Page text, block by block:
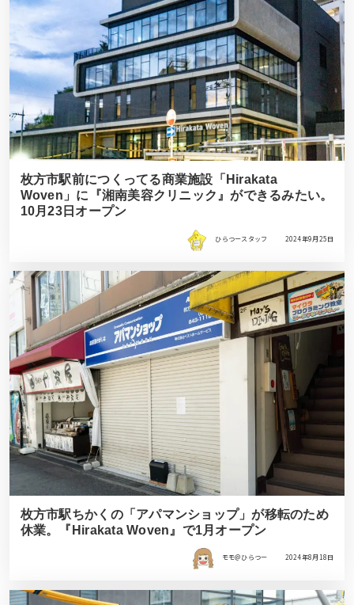
枚方市駅前につくってる商業施設「Hirakata
Woven」に『湘南美容クリニック』ができるみたい。
10月23日オープン
ひらつースタッフ 2024年9月25日
枚方市駅ちかくの「アパマンショップ」が移転のため
休業。『Hirakata Woven』で1月オープン
モモ＠ひらつー 2024年8月18日